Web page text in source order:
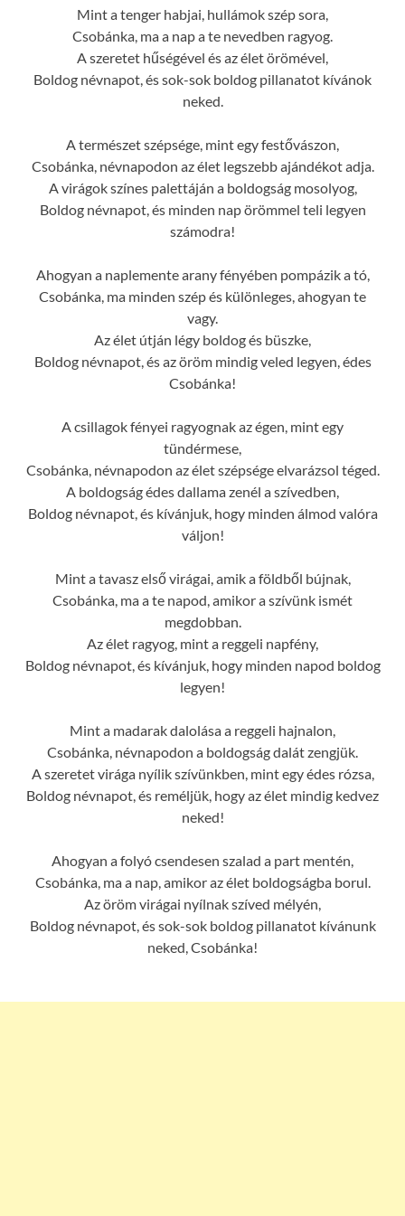
Mint a tenger habjai, hullámok szép sora,
Csobánka, ma a nap a te nevedben ragyog.
A szeretet hűségével és az élet örömével,
Boldog névnapot, és sok-sok boldog pillanatot kívánok
neked.
A természet szépsége, mint egy festővászon,
Csobánka, névnapodon az élet legszebb ajándékot adja.
A virágok színes palettáján a boldogság mosolyog,
Boldog névnapot, és minden nap örömmel teli legyen
számodra!
Ahogyan a naplemente arany fényében pompázik a tó,
Csobánka, ma minden szép és különleges, ahogyan te
vagy.
Az élet útján légy boldog és büszke,
Boldog névnapot, és az öröm mindig veled legyen, édes
Csobánka!
A csillagok fényei ragyognak az égen, mint egy
tündérmese,
Csobánka, névnapodon az élet szépsége elvarázsol téged.
A boldogság édes dallama zenél a szívedben,
Boldog névnapot, és kívánjuk, hogy minden álmod valóra
váljon!
Mint a tavasz első virágai, amik a földből bújnak,
Csobánka, ma a te napod, amikor a szívünk ismét
megdobban.
Az élet ragyog, mint a reggeli napfény,
Boldog névnapot, és kívánjuk, hogy minden napod boldog
legyen!
Mint a madarak dalolása a reggeli hajnalon,
Csobánka, névnapodon a boldogság dalát zengjük.
A szeretet virága nyílik szívünkben, mint egy édes rózsa,
Boldog névnapot, és reméljük, hogy az élet mindig kedvez
neked!
Ahogyan a folyó csendesen szalad a part mentén,
Csobánka, ma a nap, amikor az élet boldogságba borul.
Az öröm virágai nyílnak szíved mélyén,
Boldog névnapot, és sok-sok boldog pillanatot kívánunk
neked, Csobánka!